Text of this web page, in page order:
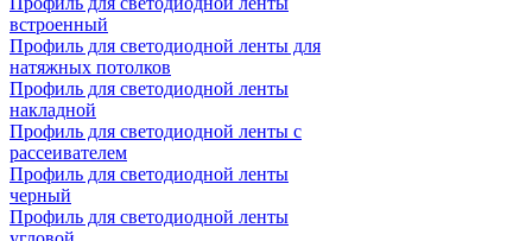
встроенный
Профиль для светодиодной ленты для
натяжных потолков
Профиль для светодиодной ленты
накладной
Профиль для светодиодной ленты с
рассеивателем
Профиль для светодиодной ленты
черный
Профиль для светодиодной ленты